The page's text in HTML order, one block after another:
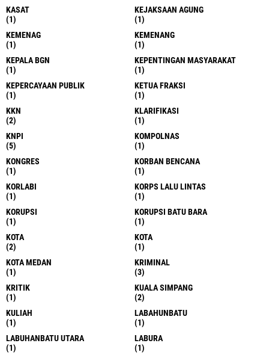
KASAT
(1)
KEJAKSAAN AGUNG
(1)
KEMENAG
(1)
KEMENANG
(1)
KEPALA BGN
(1)
KEPENTINGAN MASYARAKAT
(1)
KEPERCAYAAN PUBLIK
(1)
KETUA FRAKSI
(1)
KKN
(2)
KLARIFIKASI
(1)
KNPI
(5)
KOMPOLNAS
(1)
KONGRES
(1)
KORBAN BENCANA
(1)
KORLABI
(1)
KORPS LALU LINTAS
(1)
KORUPSI
(1)
KORUPSI BATU BARA
(1)
KOTA
(2)
KOTA
(1)
KOTA MEDAN
(1)
KRIMINAL
(3)
KRITIK
(1)
KUALA SIMPANG
(2)
KULIAH
(1)
LABAHUNBATU
(1)
LABUHANBATU UTARA
(1)
LABURA
(1)